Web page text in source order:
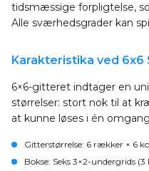
tidsmæssige forpligtelse,
Alle sværhedsgrader kan
Karakteristika ved 6x6
6×6-gitteret indtager en
størrelser: stort nok til at
at kunne løses i én
Gitterstørrelse: 6 rækker × 6
Bokse: Seks 3×2-undergrids